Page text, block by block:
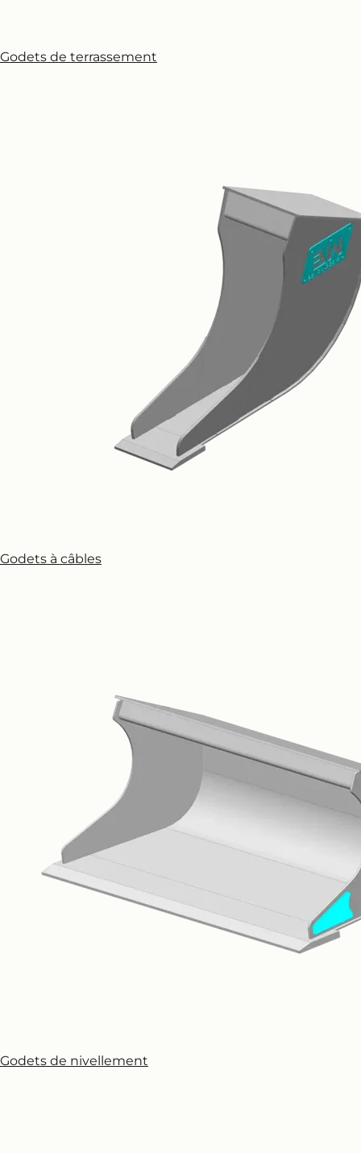
Godets de terrassement
Godets à câbles
Godets de nivellement